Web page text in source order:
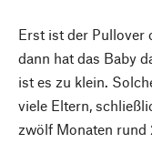
Erst ist der Pullover
dann hat das Baby
ist es zu klein.
viele Eltern,
zwölf Monaten rund